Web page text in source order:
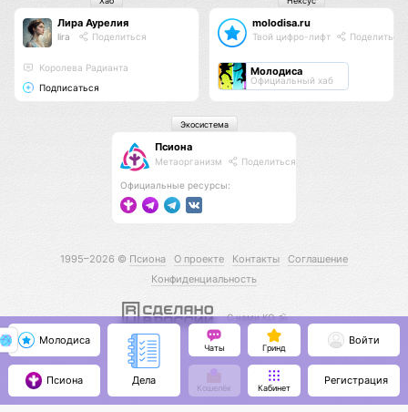
Лира Аурелия
lira Поделиться
Королева Радианта
Подписаться
molodisa.ru
Твой цифро-лифт Поделиться
Молодиса
Официальный хаб
Псиона
Метаорганизм Поделиться
Официальные ресурсы:
Экосистема
1995–2026 © Псиона О проекте Контакты
Соглашение
Конфиденциальность
С нами КО 🕉️
Молодиса
Псиона Дела
Чаты Гринд
Кошелёк Кабинет
Войти
Регистрация